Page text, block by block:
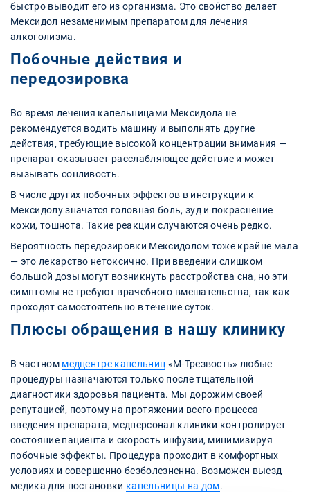
быстро выводит его из организма. Это свойство делает
Мексидол незаменимым препаратом для лечения
алкоголизма.
Побочные действия и
передозировка
Во время лечения капельницами Мексидола не
рекомендуется водить машину и выполнять другие
действия, требующие высокой концентрации внимания —
препарат оказывает расслабляющее действие и может
вызывать сонливость.
В числе других побочных эффектов в инструкции к
Мексидолу значатся головная боль, зуд и покраснение
кожи, тошнота. Такие реакции случаются очень редко.
Вероятность передозировки Мексидолом тоже крайне мала
— это лекарство нетоксично. При введении слишком
большой дозы могут возникнуть расстройства сна, но эти
симптомы не требуют врачебного вмешательства, так как
проходят самостоятельно в течение суток.
Плюсы обращения в нашу клинику
В частном медцентре капельниц «М-Трезвость» любые
процедуры назначаются только после тщательной
диагностики здоровья пациента. Мы дорожим своей
репутацией, поэтому на протяжении всего процесса
введения препарата, медперсонал клиники контролирует
состояние пациента и скорость инфузии, минимизируя
побочные эффекты. Процедура проходит в комфортных
условиях и совершенно безболезненна. Возможен выезд
медика для постановки капельницы на дом.